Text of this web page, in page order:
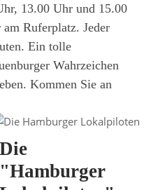
13.00 Uhr und 15.00
Ruferplatz. Jeder
Ein tolle
Wahrzeichen
Kommen Sie an
Die
"Hamburger